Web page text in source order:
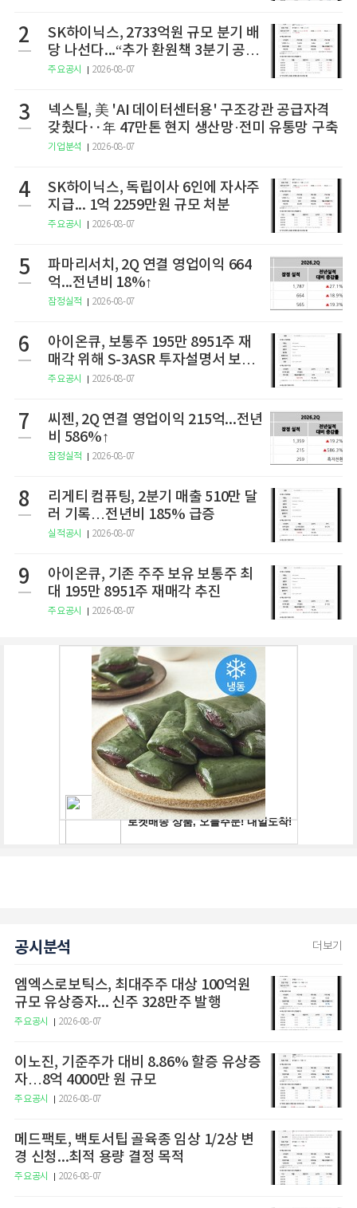
2
SK하이닉스, 2733억원 규모 분기 배
당 나선다...“추가 환원책 3분기 공
개”
주요공시 2026-08-07
3
넥스틸, 美 'AI 데이터센터용' 구조강관 공급자격
갖췄다‥年 47만톤 현지 생산망·전미 유통망 구축
기업분석 2026-08-07
4
SK하이닉스, 독립이사 6인에 자사주
지급... 1억 2259만원 규모 처분
주요공시 2026-08-07
5
파마리서치, 2Q 연결 영업이익 664
억...전년비 18%↑
잠정실적 2026-08-07
6
아이온큐, 보통주 195만 8951주 재
매각 위해 S-3ASR 투자설명서 보충
서 제출
주요공시 2026-08-07
7
씨젠, 2Q 연결 영업이익 215억...전년
비 586%↑
잠정실적 2026-08-07
8
리게티 컴퓨팅, 2분기 매출 510만 달
러 기록…전년비 185% 급증
실적공시 2026-08-07
9
아이온큐, 기존 주주 보유 보통주 최
대 195만 8951주 재매각 추진
주요공시 2026-08-07
공시분석 더보기
엠엑스로보틱스, 최대주주 대상 100억원
규모 유상증자... 신주 328만주 발행
주요공시 2026-08-07
이노진, 기준주가 대비 8.86% 할증 유상증
자…8억 4000만 원 규모
주요공시 2026-08-07
메드팩토, 백토서팁 골육종 임상 1/2상 변
경 신청...최적 용량 결정 목적
주요공시 2026-08-07